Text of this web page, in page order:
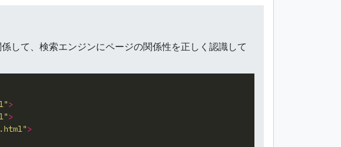
て、検索エンジンにページの関係性を正しく認識して
>
>
>